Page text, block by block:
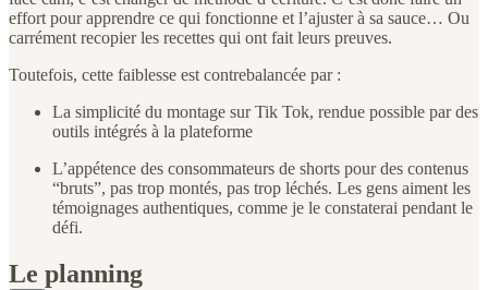
effort pour apprendre ce qui fonctionne et l’ajuster à sa sauce… Ou
carrément recopier les recettes qui ont fait leurs preuves.
Toutefois, cette faiblesse est contrebalancée par :
La simplicité du montage sur Tik Tok, rendue possible par des
outils intégrés à la plateforme
L’appétence des consommateurs de shorts pour des contenus
“bruts”, pas trop montés, pas trop léchés. Les gens aiment les
témoignages authentiques, comme je le constaterai pendant le
défi.
Le planning